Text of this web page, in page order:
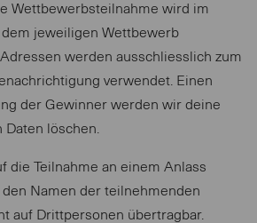
Wettbewerbsteilnahme wird im
jeweiligen Wettbewerb
werden ausschliesslich zum
verwendet. Einen
der Gewinner werden wir deine
löschen.
die Teilnahme an einem Anlass
den Namen der teilnehmenden
auf Drittpersonen übertragbar.